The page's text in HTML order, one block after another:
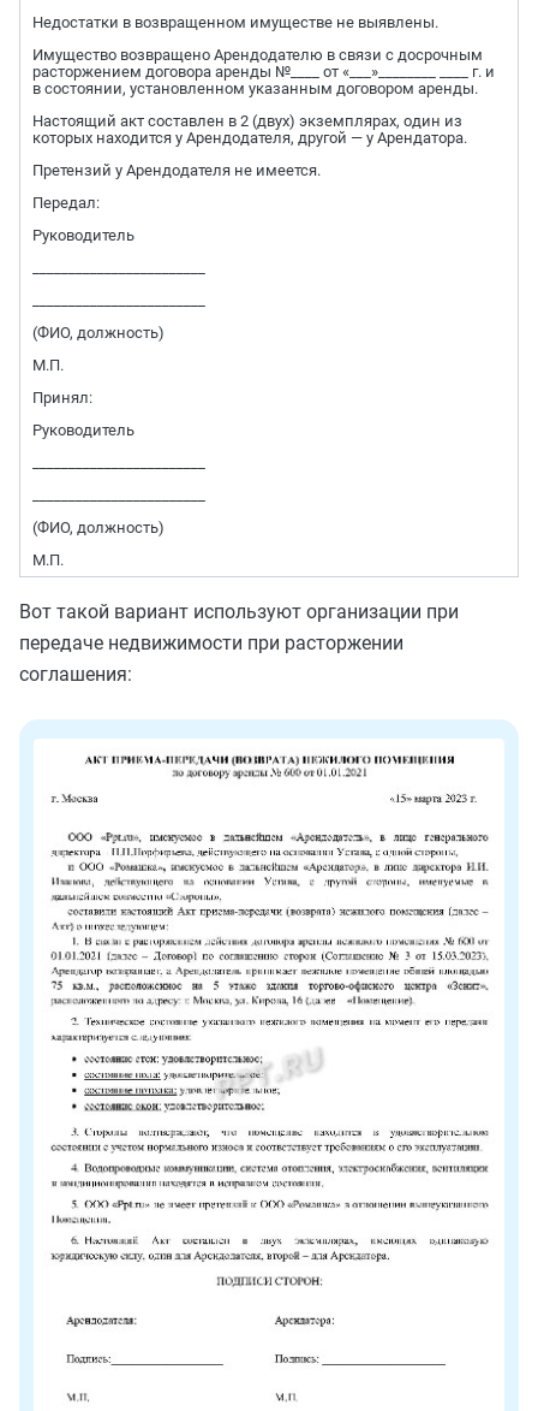
Недостатки в возвращенном имуществе не выявлены.
Имущество возвращено Арендодателю в связи с досрочным
расторжением договора аренды №____ от «___»________ ____ г. и
в состоянии, установленном указанным договором аренды.
Настоящий акт составлен в 2 (двух) экземплярах, один из
которых находится у Арендодателя, другой — у Арендатора.
Претензий у Арендодателя не имеется.
Передал:
Руководитель
(ФИО, должность)
М.П.
Принял:
Руководитель
(ФИО, должность)
М.П.
Вот такой вариант используют организации при
передаче недвижимости при расторжении
соглашения: